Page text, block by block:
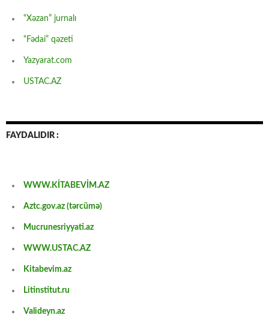
“Xəzan” jurnalı
“Fədai” qəzeti
Yazyarat.com
USTAC.AZ
FAYDALIDIR :
WWW.KİTABEVİM.AZ
Aztc.gov.az (tərcümə)
Mucrunesriyyati.az
WWW.USTAC.AZ
Kitabevim.az
Litinstitut.ru
Valideyn.az